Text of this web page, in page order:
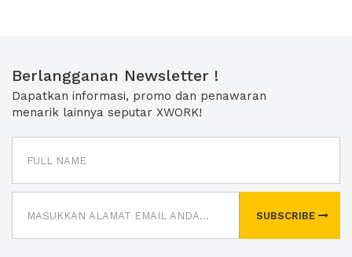
Berlangganan Newsletter !
Dapatkan informasi, promo dan penawaran
menarik lainnya seputar XWORK!
SUBSCRIBE